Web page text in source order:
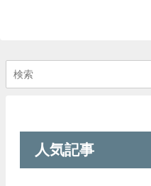
人気記事